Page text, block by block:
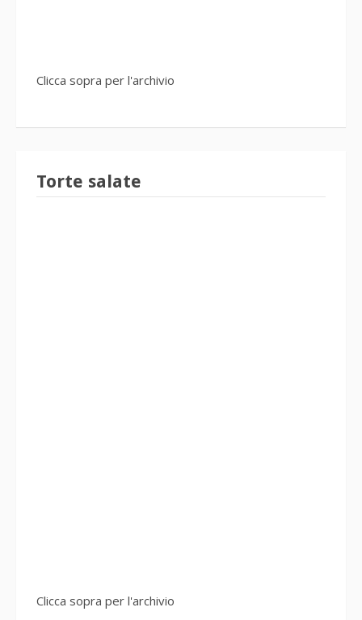
Clicca sopra per l'archivio
Torte salate
Clicca sopra per l'archivio